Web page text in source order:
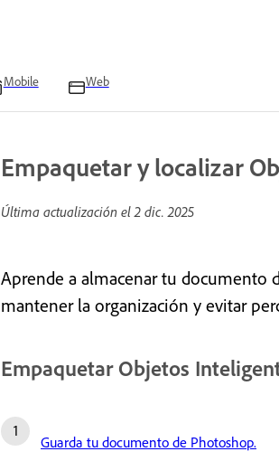
Mobile Web
Empaquetar y localizar
Última actualización el2 dic. 2025
Aprende a almacenar tu documento
mantener la organización y evitar
Empaquetar Objetos
Guarda tu documento de Photoshop.